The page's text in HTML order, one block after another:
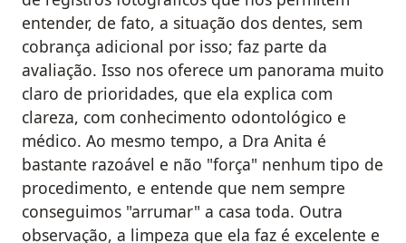
entender, de fato, a situação dos dentes, sem
cobrança adicional por isso; faz parte da
avaliação. Isso nos oferece um panorama muito
claro de prioridades, que ela explica com
clareza, com conhecimento odontológico e
médico. Ao mesmo tempo, a Dra Anita é
bastante razoável e não "força" nenhum tipo de
procedimento, e entende que nem sempre
conseguimos "arrumar" a casa toda. Outra
observação, a limpeza que ela faz é excelente e